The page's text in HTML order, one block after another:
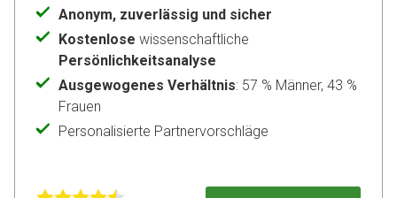
Anonym, zuverlässig und sicher
Kostenlose wissenschaftliche
Persönlichkeitsanalyse
Ausgewogenes Verhältnis: 57 % Männer, 43 %
Frauen
Personalisierte Partnervorschläge